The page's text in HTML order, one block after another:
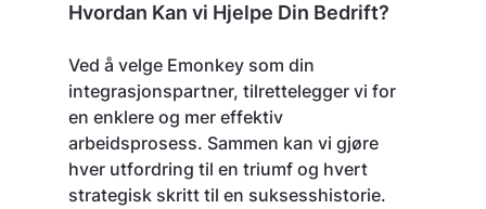
Hvordan Kan vi Hjelpe Din Bedrift?
Ved å velge Emonkey som din
integrasjonspartner, tilrettelegger vi for
en enklere og mer effektiv
arbeidsprosess. Sammen kan vi gjøre
hver utfordring til en triumf og hvert
strategisk skritt til en suksesshistorie.